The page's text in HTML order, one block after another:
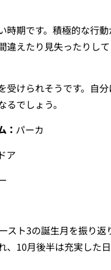
時期です。積極的な行
違えたり見失ったりし
受けられそうです。自
でしょう。
： パーカ
ア
スト3の誕生月を振り
、10月後半は充実した